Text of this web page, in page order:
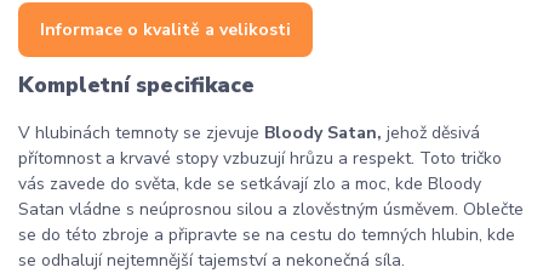
Informace o kvalitě a velikosti
Kompletní specifikace
V hlubinách temnoty se zjevuje Bloody Satan, jehož děsivá
přítomnost a krvavé stopy vzbuzují hrůzu a respekt. Toto tričko
vás zavede do světa, kde se setkávají zlo a moc, kde Bloody
Satan vládne s neúprosnou silou a zlověstným úsměvem. Oblečte
se do této zbroje a připravte se na cestu do temných hlubin, kde
se odhalují nejtemnější tajemství a nekonečná síla.